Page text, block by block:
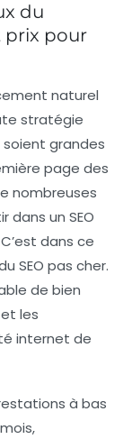
du
prix pour
naturel
stratégie
soient grandes
page des
nombreuses
dans un SEO
dans ce
SEO pas cher.
de bien
les
internet de
à bas
,